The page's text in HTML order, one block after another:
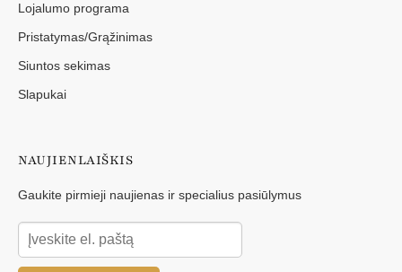
Lojalumo programa
Pristatymas/Grąžinimas
Siuntos sekimas
Slapukai
NAUJIENLAIŠKIS
Gaukite pirmieji naujienas ir specialius pasiūlymus